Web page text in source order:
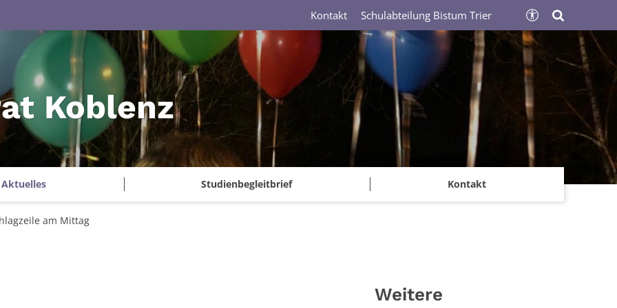
Koblenz
Aktuelles Studienbegleitbrief Kontakt
Kontakt Schulabteilung Bistum Trier
am Mittag
Weitere